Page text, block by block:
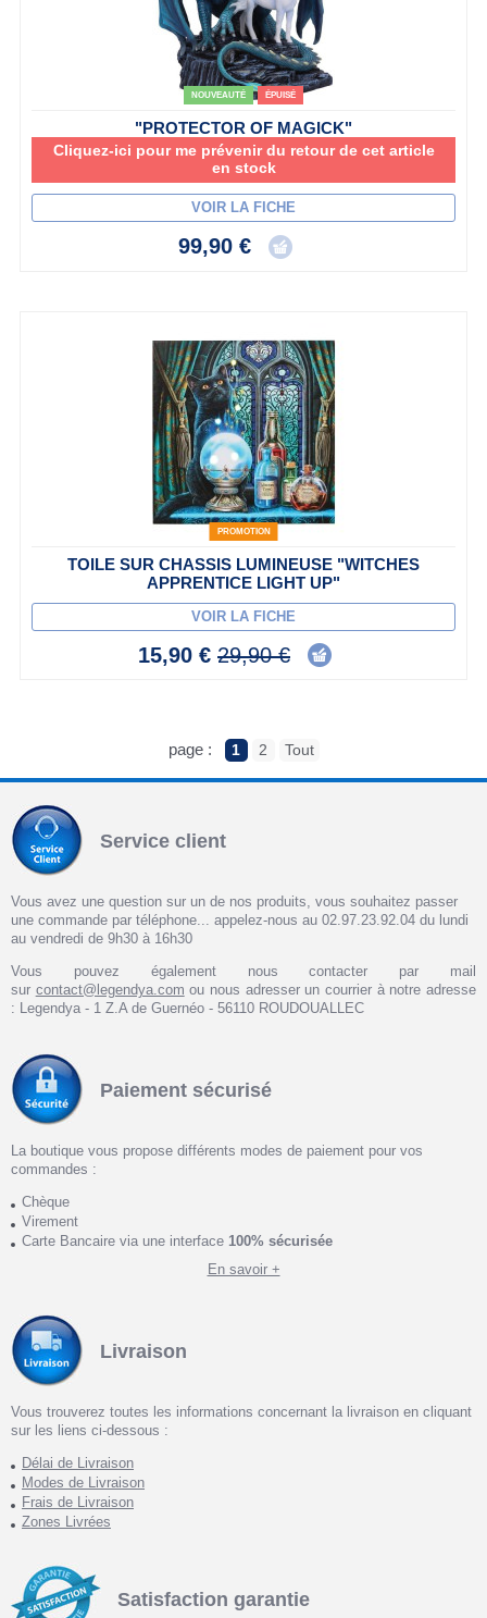
NOUVEAUTÉ ÉPUISÉ
"PROTECTOR OF MAGICK"
Cliquez-ici pour me prévenir du retour de cet article
en stock
VOIR LA FICHE
99,90 €
PROMOTION
TOILE SUR CHASSIS LUMINEUSE "WITCHES
APPRENTICE LIGHT UP"
VOIR LA FICHE
15,90 € 29,90 €
page : 1 2 Tout
Service client
Vous avez une question sur un de nos produits, vous souhaitez passer
une commande par téléphone... appelez-nous au 02.97.23.92.04 du lundi
au vendredi de 9h30 à 16h30
Vous pouvez également nous contacter par mail
sur contact@legendya.com ou nous adresser un courrier à notre adresse
: Legendya - 1 Z.A de Guernéo - 56110 ROUDOUALLEC
Paiement sécurisé
La boutique vous propose différents modes de paiement pour vos
commandes :
Chèque
Virement
Carte Bancaire via une interface 100% sécurisée
En savoir +
Livraison
Vous trouverez toutes les informations concernant la livraison en cliquant
sur les liens ci-dessous :
Délai de Livraison
Modes de Livraison
Frais de Livraison
Zones Livrées
Satisfaction garantie